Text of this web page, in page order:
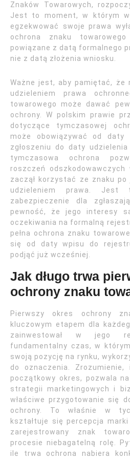
Znaków Towarowych,
Jest to moment, w którym
egzekwować swoje prawa
ochrona znaku
powiązane z datą formalnego
nie z datą złożenia wniosku.
Ważne jest, aby pamiętać, że
udzieleniem prawa
towarowego może dawać
ochrony. W polskim prawie
dotyczące tymczasowej
może obowiązywać od daty
zgłoszeniu do daty
tymczasowa ochrona
roszczeń
zaczął korzystać ze znaku
udzieleniem prawa. Jest
zabezpieczenie dla
pewność, że jego interesy
oczekiwania na formalną
pełna ochrona znaku
się od daty wpisu do
podjąć już wcześniej.
Jak długo trwa
ochrony znaku
Pierwszy okres ochrony
kluczowym etapem dla
zainwestował w jego
fundamentalny czas, w
swoją pozycję na rynku,
do oznaczenia.
początkowy okres, pozwala
strategii marketingowych i
właściwe przygotowanie się
ochrony. To właśnie w
kształtuje się percepcja
zarejestrowany znak
procesie niebagatelną rolę.
ile trwa ochrona nabiera